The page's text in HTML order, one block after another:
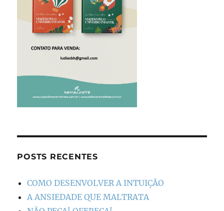
POSTS RECENTES
COMO DESENVOLVER A INTUIÇÃO
A ANSIEDADE QUE MALTRATA